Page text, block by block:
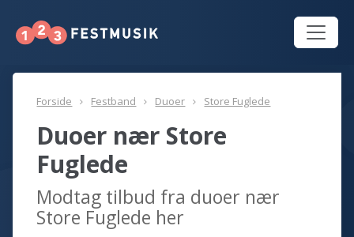
Forside Festband Duoer Store Fuglede
Duoer nær Store
Fuglede
Modtag tilbud fra duoer nær
Store Fuglede her